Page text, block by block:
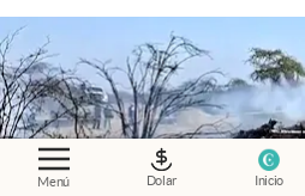
Menú Dolar Inicio